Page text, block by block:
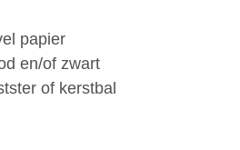
papier
en/of zwart
of kerstbal